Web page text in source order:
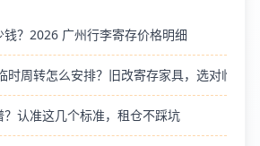
？2026 广州行李寄存价格明细
时周转怎么安排？旧改寄存家具，选对临时
认准这几个标准，租仓不踩坑